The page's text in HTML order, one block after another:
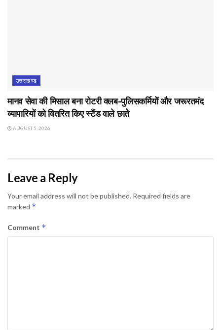
उत्तराखण्ड
मानव सेवा की मिसाल बना रोटरी क्लब-पुलिसकर्मियों और जरूरतमंद
व्यापारियों को वितरित किए स्टैंड वाले छाते
AUGUST 5, 2026
Leave a Reply
Your email address will not be published. Required fields are
marked *
Comment *